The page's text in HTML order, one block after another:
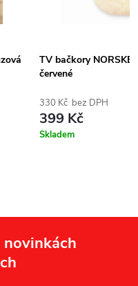
TV bačkory NORSKÉ
červené
330 Kč bez DPH
399 Kč
Skladem